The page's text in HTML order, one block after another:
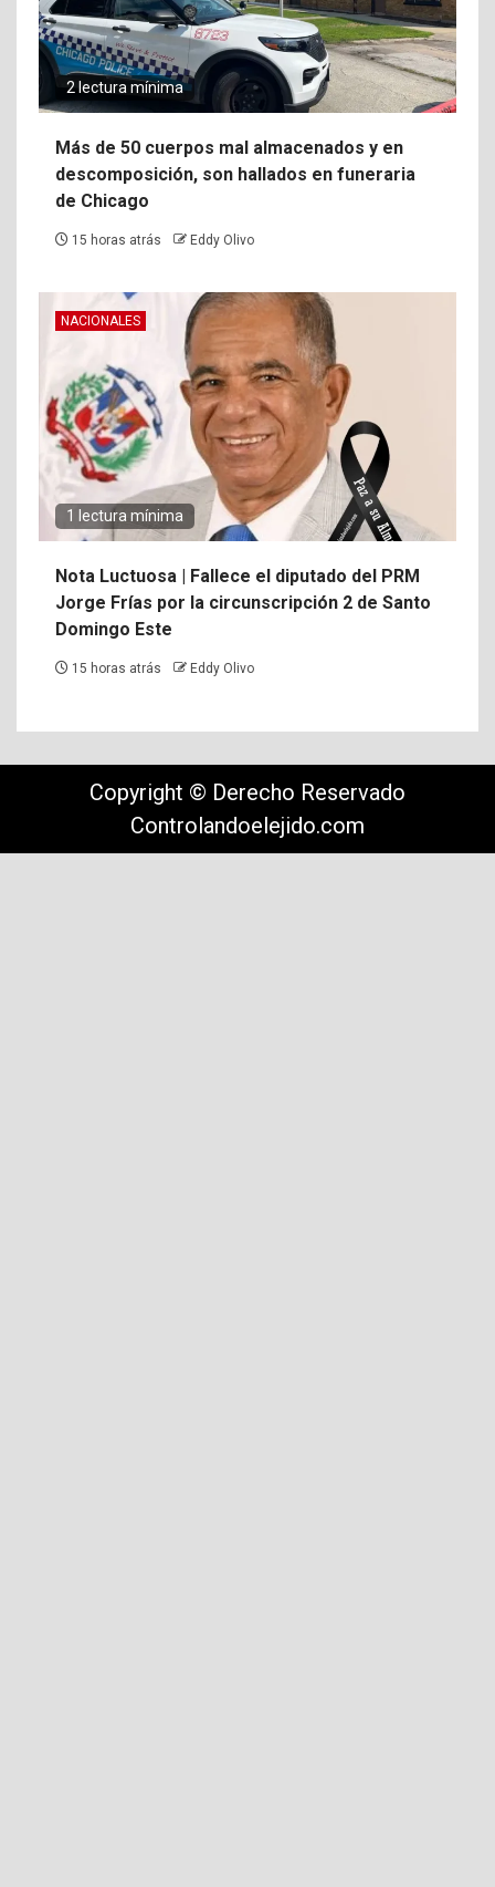
2 lectura mínima
Más de 50 cuerpos mal almacenados y en
descomposición, son hallados en funeraria
de Chicago
15 horas atrás Eddy Olivo
NACIONALES
1 lectura mínima
Nota Luctuosa | Fallece el diputado del PRM
Jorge Frías por la circunscripción 2 de Santo
Domingo Este
15 horas atrás Eddy Olivo
Copyright © Derecho Reservado
Controlandoelejido.com